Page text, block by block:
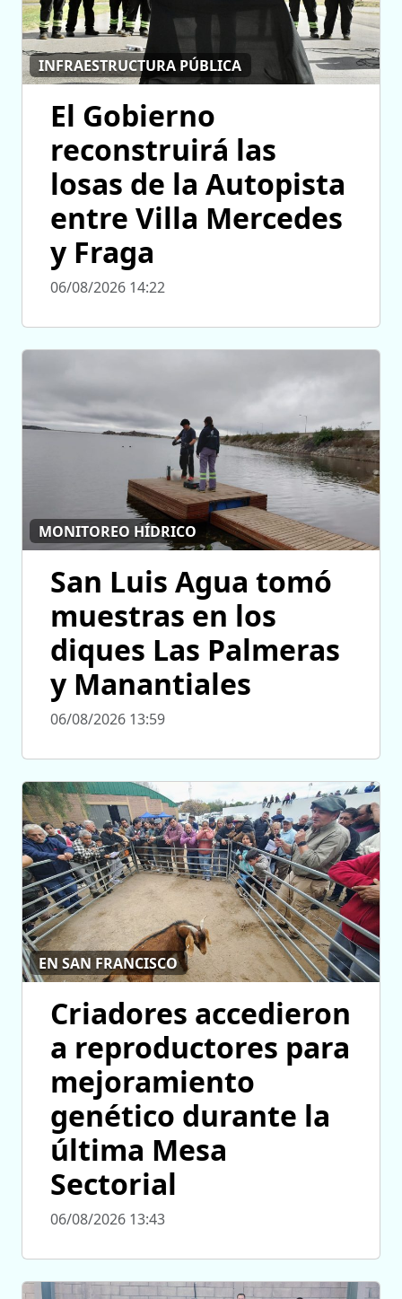
INFRAESTRUCTURA PÚBLICA
El Gobierno
reconstruirá las
losas de la Autopista
entre Villa Mercedes
y Fraga
06/08/2026 14:22
MONITOREO HÍDRICO
San Luis Agua tomó
muestras en los
diques Las Palmeras
y Manantiales
06/08/2026 13:59
EN SAN FRANCISCO
Criadores accedieron
a reproductores para
mejoramiento
genético durante la
última Mesa
Sectorial
06/08/2026 13:43